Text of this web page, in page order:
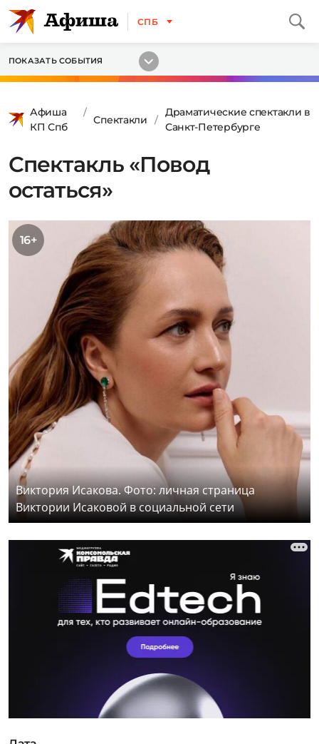
СПБ
ПОКАЗАТЬ СОБЫТИЯ
Афиша
КП Спб
Спектакли
Драматические спектакли в
Санкт-Петербурге
Спектакль «Повод
остаться»
16+
Виктория Исакова. Фото: личная страница
Виктории Исаковой в социальной сети